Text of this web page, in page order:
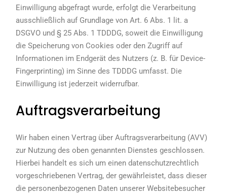
Einwilligung abgefragt wurde, erfolgt die Verarbeitung
ausschließlich auf Grundlage von Art. 6 Abs. 1 lit. a
DSGVO und § 25 Abs. 1 TDDDG, soweit die Einwilligung
die Speicherung von Cookies oder den Zugriff auf
Informationen im Endgerät des Nutzers (z. B. für Device-
Fingerprinting) im Sinne des TDDDG umfasst. Die
Einwilligung ist jederzeit widerrufbar.
Auftragsverarbeitung
Wir haben einen Vertrag über Auftragsverarbeitung (AVV)
zur Nutzung des oben genannten Dienstes geschlossen.
Hierbei handelt es sich um einen datenschutzrechtlich
vorgeschriebenen Vertrag, der gewährleistet, dass dieser
die personenbezogenen Daten unserer Websitebesucher